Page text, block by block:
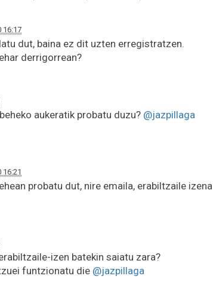
16:17
dut, baina ez dit uzten erregistratzen.
derrigorrean?
aukeratik probatu duzu? @jazpillaga
16:21
probatu dut, nire emaila, erabiltzaile izena
izen batekin saiatu zara?
funtzionatu die @jazpillaga